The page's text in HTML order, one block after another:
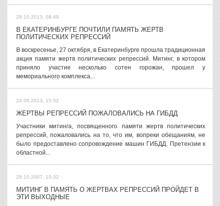
28.10.2013, 08:49
В ЕКАТЕРИНБУРГЕ ПОЧТИЛИ ПАМЯТЬ ЖЕРТВ
ПОЛИТИЧЕСКИХ РЕПРЕССИЙ
В воскресенье, 27 октября, в Екатеринбурге прошла традиционная
акция памяти жертв политических репрессий. Митинг, в котором
приняло участие несколько сотен горожан, прошел у
мемориального комплекса...
24.06.2013, 15:52
ЖЕРТВЫ РЕПРЕССИЙ ПОЖАЛОВАЛИСЬ НА ГИБДД
Участники митинга, посвященного памяти жертв политических
репрессий, пожаловались на то, что им, вопреки обещаниям, не
было предоставлено сопровождение машин ГИБДД. Претензии к
областной...
26.10.2007, 10:32
МИТИНГ В ПАМЯТЬ О ЖЕРТВАХ РЕПРЕССИЙ ПРОЙДЕТ В
ЭТИ ВЫХОДНЫЕ